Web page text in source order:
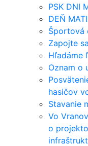
PSK DNI
DEŇ
Športová
Zapojte
Hľadáme
Oznam o
hasičov
Stavanie
Vo
o